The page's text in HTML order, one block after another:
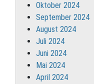
Oktober 2024
September 2024
August 2024
Juli 2024
Juni 2024
Mai 2024
April 2024